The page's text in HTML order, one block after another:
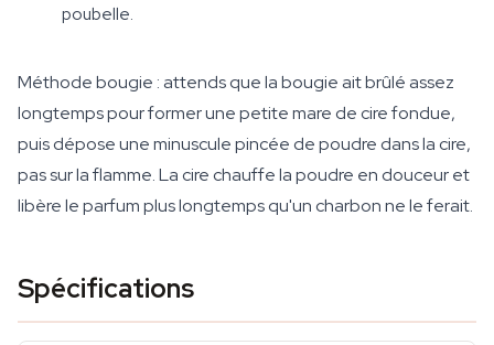
poubelle.
Méthode bougie : attends que la bougie ait brûlé assez
longtemps pour former une petite mare de cire fondue,
puis dépose une minuscule pincée de poudre dans la cire,
pas sur la flamme. La cire chauffe la poudre en douceur et
libère le parfum plus longtemps qu'un charbon ne le ferait.
Spécifications